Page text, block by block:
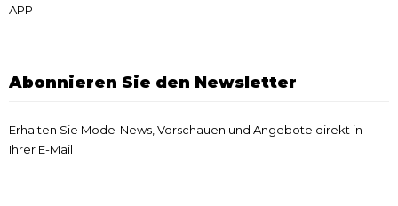
APP
Abonnieren Sie den Newsletter
Erhalten Sie Mode-News, Vorschauen und Angebote direkt in
Ihrer E-Mail